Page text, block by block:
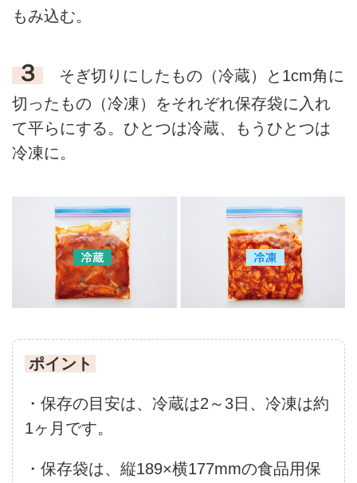
もみ込む。
３
そぎ切りにしたもの（冷蔵）と1cm角に
切ったもの（冷凍）をそれぞれ保存袋に入れ
て平らにする。ひとつは冷蔵、もうひとつは
冷凍に。
ポイント
・保存の目安は、冷蔵は2～3日、冷凍は約
1ヶ月です。
・保存袋は、縦189×横177mmの食品用保